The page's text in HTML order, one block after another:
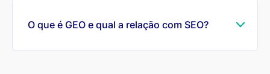
O que é GEO e qual a relação com SEO?